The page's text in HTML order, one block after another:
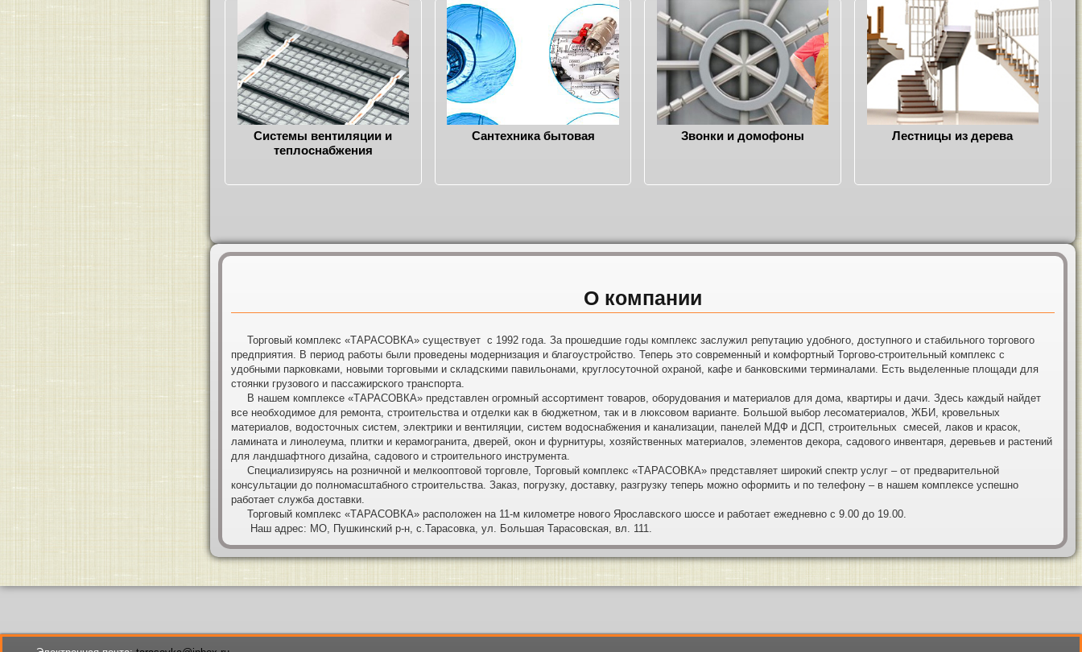
Системы вентиляции и
теплоснабжения
Сантехника бытовая Звонки и домофоны Лестницы из дерева
О компании
Торговый комплекс «ТАРАСОВКА» существует с 1992 года. За прошедшие годы комплекс заслужил репутацию удобного, доступного и стабильного торгового
предприятия. В период работы были проведены модернизация и благоустройство. Теперь это современный и комфортный Торгово-строительный комплекс с
удобными парковками, новыми торговыми и складскими павильонами, круглосуточной охраной, кафе и банковскими терминалами. Есть выделенные площади для
стоянки грузового и пассажирского транспорта.
В нашем комплексе «ТАРАСОВКА» представлен огромный ассортимент товаров, оборудования и материалов для дома, квартиры и дачи. Здесь каждый найдет
все необходимое для ремонта, строительства и отделки как в бюджетном, так и в люксовом варианте. Большой выбор лесоматериалов, ЖБИ, кровельных
материалов, водосточных систем, электрики и вентиляции, систем водоснабжения и канализации, панелей МДФ и ДСП, строительных смесей, лаков и красок,
ламината и линолеума, плитки и керамогранита, дверей, окон и фурнитуры, хозяйственных материалов, элементов декора, садового инвентаря, деревьев и растений
для ландшафтного дизайна, садового и строительного инструмента.
Специализируясь на розничной и мелкооптовой торговле, Торговый комплекс «ТАРАСОВКА» представляет широкий спектр услуг – от предварительной
консультации до полномасштабного строительства. Заказ, погрузку, доставку, разгрузку теперь можно оформить и по телефону – в нашем комплексе успешно
работает служба доставки.
Торговый комплекс «ТАРАСОВКА» расположен на 11-м километре нового Ярославского шоссе и работает ежедневно с 9.00 до 19.00.
Наш адрес: МО, Пушкинский р-н, с.Тарасовка, ул. Большая Тарасовская, вл. 111.